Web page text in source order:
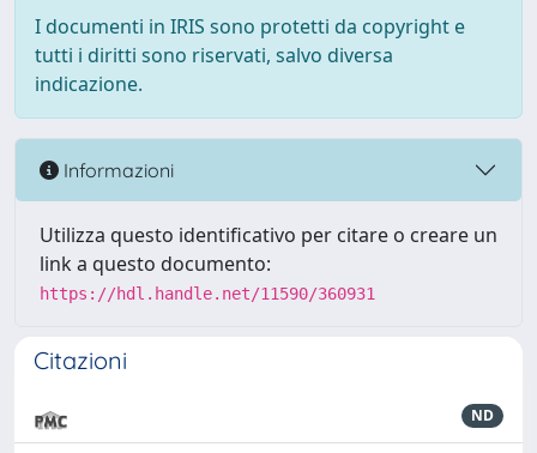
I documenti in IRIS sono protetti da copyright e
tutti i diritti sono riservati, salvo diversa
indicazione.
Informazioni
Utilizza questo identificativo per citare o creare un
link a questo documento:
https://hdl.handle.net/11590/360931
Citazioni
ND